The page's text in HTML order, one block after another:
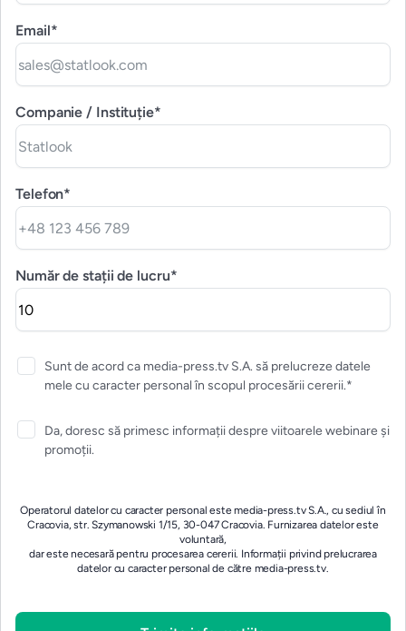
Email*
Companie / Instituție*
Telefon*
Număr de stații de lucru*
Sunt de acord ca media-press.tv S.A. să prelucreze datele
mele cu caracter personal în scopul procesării cererii.*
Da, doresc să primesc informații despre viitoarele webinare și
promoții.
Operatorul datelor cu caracter personal este media-press.tv S.A., cu sediul în
Cracovia, str. Szymanowski 1/15, 30-047 Cracovia. Furnizarea datelor este
voluntară,
dar este necesară pentru procesarea cererii. Informații privind prelucrarea
datelor cu caracter personal de către media-press.tv.